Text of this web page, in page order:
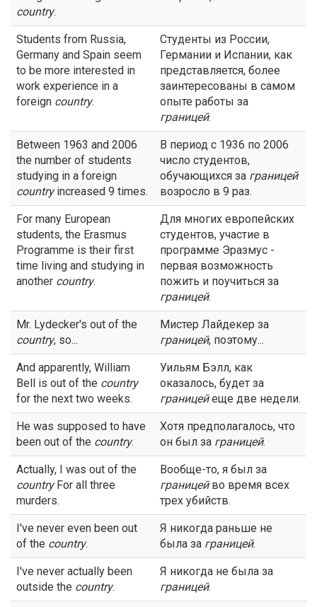
country.
Students from Russia,
Germany and Spain seem
to be more interested in
work experience in a
foreign country.
Студенты из России,
Германии и Испании, как
представляется, более
заинтересованы в самом
опыте работы за
границей.
Between 1963 and 2006
the number of students
studying in a foreign
countryincreased 9 times.
В период с 1936 по 2006
число студентов,
обучающихся за границей
возросло в 9 раз.
For many European
students, the Erasmus
Programme is their first
time living and studying in
another country.
Для многих европейских
студентов, участие в
программе Эразмус -
первая возможность
пожить и поучиться за
границей.
Mr. Lydecker's out of the
country, so...
Мистер Лайдекер за
границей, поэтому...
And apparently, William
Bell is out of the country
for the next two weeks.
Уильям Бэлл, как
оказалось, будет за
границейеще две недели.
He was supposed to have
been out of the country.
Хотя предполагалось, что
он был за границей.
Actually, I was out of the
countryFor all three
murders.
Вообще-то, я был за
границейво время всех
трех убийств.
I've never even been out
of the country.
Я никогда раньше не
была за границей.
I've never actually been
outside the country.
Я никогда не была за
границей.